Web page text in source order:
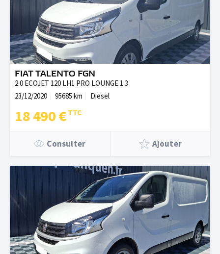
FIAT TALENTO FGN
2.0 ECOJET 120 LH1 PRO LOUNGE 1.3
23/12/2020
95685 km Diesel
18 490 €
Consulter Ajouter